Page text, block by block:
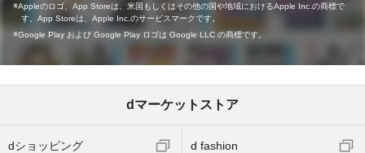
Appleのロゴ、App Storeは、米国もしくはその他の国や地域におけるApple Inc.の商標で
す。App Storeは、Apple Inc.のサービスマークです。
Google Play および Google Play ロゴは Google LLC の商標です。
dマーケットストア
dショッピング d fashion